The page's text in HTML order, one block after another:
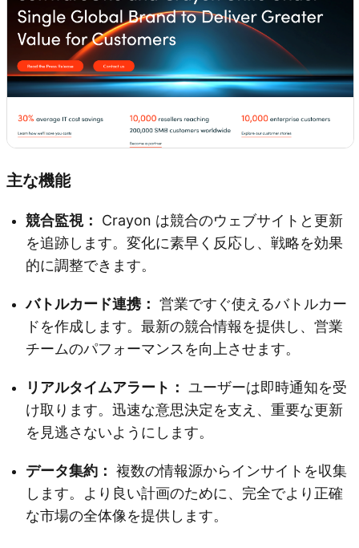
主な機能
競合監視：
Crayon は競合のウェブサイトと更新
を追跡します。変化に素早く反応し、戦略を効果
的に調整できます。
バトルカード連携： 営業ですぐ使えるバトルカー
ドを作成します。最新の競合情報を提供し、営業
チームのパフォーマンスを向上させます。
リアルタイムアラート： ユーザーは即時通知を受
け取ります。迅速な意思決定を支え、重要な更新
を見逃さないようにします。
データ集約： 複数の情報源からインサイトを収集
します。より良い計画のために、完全でより正確
な市場の全体像を提供します。